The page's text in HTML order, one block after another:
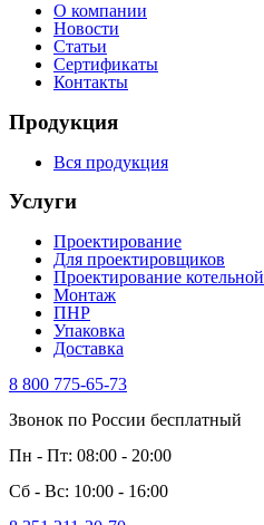
О компании
Новости
Статьи
Сертификаты
Контакты
Продукция
Вся продукция
Услуги
Проектирование
Для проектировщиков
Проектирование котельной
Монтаж
ПНР
Упаковка
Доставка
8 800 775-65-73
Звонок по России бесплатный
Пн - Пт: 08:00 - 20:00
Сб - Вс: 10:00 - 16:00